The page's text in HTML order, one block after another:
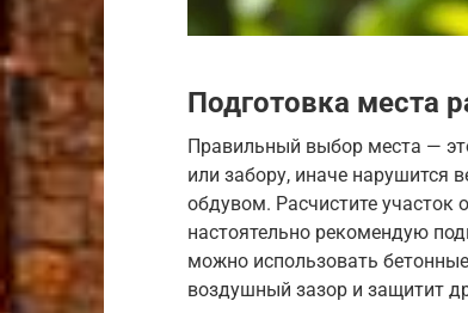
Подготовка места
Правильный выбор места —
или забору, иначе нарушится
обдувом. Расчистите участок
настоятельно рекомендую
можно использовать
воздушный зазор и защитит